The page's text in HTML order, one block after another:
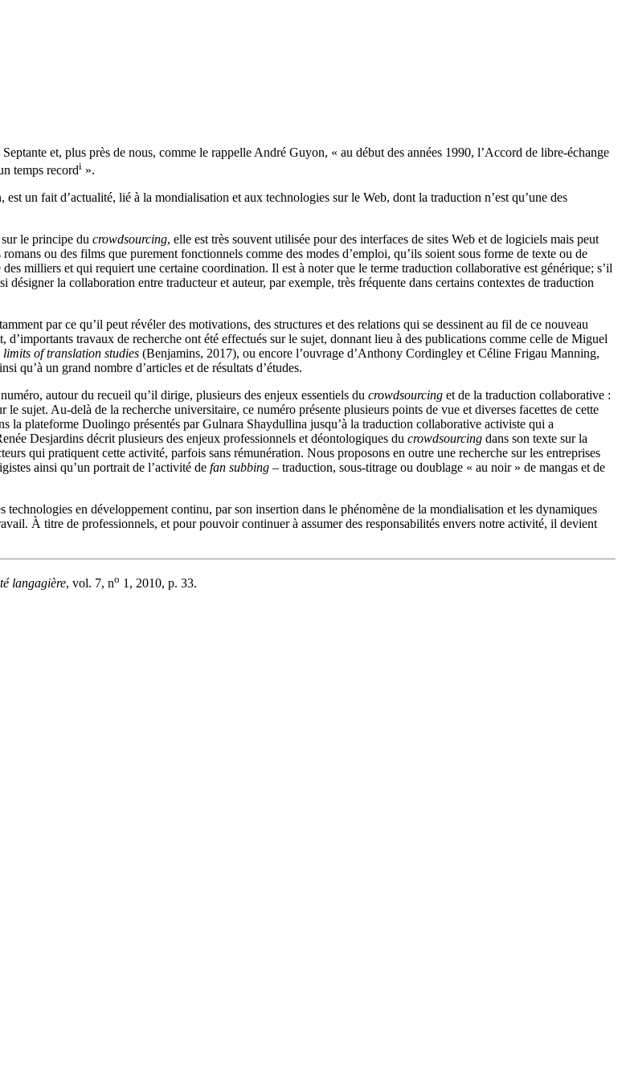
et, plus près de nous, comme le rappelle André Guyon, « au début des années 1990, l’Accord de libre-échange
temps recordi ».
un fait d’actualité, lié à la mondialisation et aux technologies sur le Web, dont la traduction n’est qu’une des
le principe du crowdsourcing, elle est très souvent utilisée pour des interfaces de sites Web et de logiciels mais peut
ou des films que purement fonctionnels comme des modes d’emploi, qu’ils soient sous forme de texte ou de
milliers et qui requiert une certaine coordination. Il est à noter que le terme traduction collaborative est générique; s’il
la collaboration entre traducteur et auteur, par exemple, très fréquente dans certains contextes de traduction
par ce qu’il peut révéler des motivations, des structures et des relations qui se dessinent au fil de ce nouveau
d’importants travaux de recherche ont été effectués sur le sujet, donnant lieu à des publications comme celle de Miguel
of translation studies (Benjamins, 2017), ou encore l’ouvrage d’Anthony Cordingley et Céline Frigau Manning,
qu’à un grand nombre d’articles et de résultats d’études.
autour du recueil qu’il dirige, plusieurs des enjeux essentiels du crowdsourcing et de la traduction collaborative :
sujet. Au-delà de la recherche universitaire, ce numéro présente plusieurs points de vue et diverses facettes de cette
la plateforme Duolingo présentés par Gulnara Shaydullina jusqu’à la traduction collaborative activiste qui a
Desjardins décrit plusieurs des enjeux professionnels et déontologiques du crowdsourcing dans son texte sur la
qui pratiquent cette activité, parfois sans rémunération. Nous proposons en outre une recherche sur les entreprises
ainsi qu’un portrait de l’activité de fan subbing – traduction, sous-titrage ou doublage « au noir » de mangas et de
en développement continu, par son insertion dans le phénomène de la mondialisation et les dynamiques
À titre de professionnels, et pour pouvoir continuer à assumer des responsabilités envers notre activité, il devient
langagière, vol. 7, no 1, 2010, p. 33.